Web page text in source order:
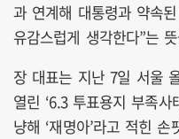
과 연계해 대통령과 약속
유감스럽게 생각한다”는
장 대표는 지난 7일 서울
열린 ‘6.3 투표용지 부족
냥해 ‘재명아’라고 적힌